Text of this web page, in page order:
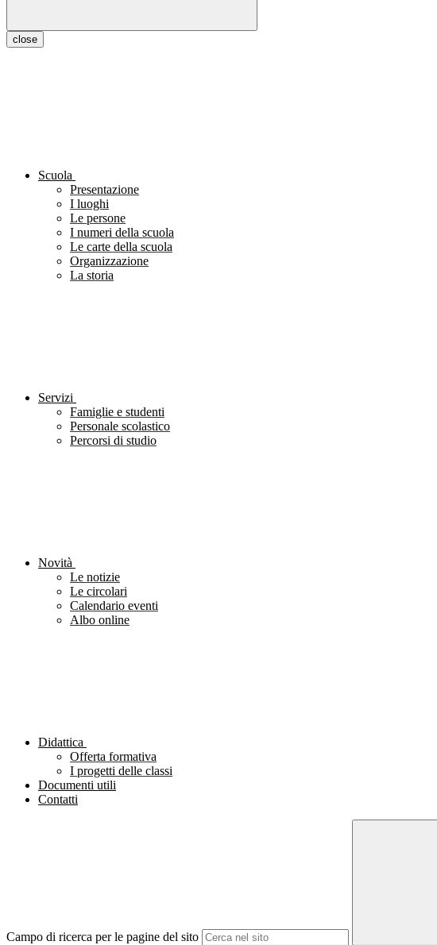
close
Scuola
Presentazione
I luoghi
Le persone
I numeri della scuola
Le carte della scuola
Organizzazione
La storia
Servizi
Famiglie e studenti
Personale scolastico
Percorsi di studio
Novità
Le notizie
Le circolari
Calendario eventi
Albo online
Didattica
Offerta formativa
I progetti delle classi
Documenti utili
Contatti
Campo di ricerca per le pagine del sito